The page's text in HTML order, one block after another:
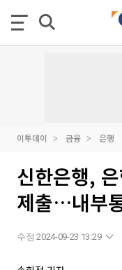
이투데이 금융 은행
신한은행,
제출…내부
수정 2024-09-23 13:29